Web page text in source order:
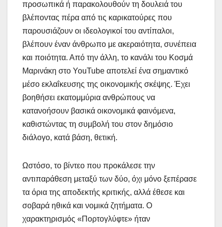
προσωπικά ή παρακολουθούν τη δουλειά του
βλέποντας πέρα από τις καρικατούρες που
παρουσιάζουν οι ιδεολογικοί του αντίπαλοι,
βλέπουν έναν άνθρωπο με ακεραιότητα, συνέπεια
και ποιότητα. Από την άλλη, το κανάλι του Κοσμά
Μαρινάκη στο YouTube αποτελεί ένα σημαντικό
μέσο εκλαΐκευσης της οικονομικής σκέψης. Έχει
βοηθήσει εκατομμύρια ανθρώπους να
κατανοήσουν βασικά οικονομικά φαινόμενα,
καθιστώντας τη συμβολή του στον δημόσιο
διάλογο, κατά βάση, θετική.
Ωστόσο, το βίντεο που προκάλεσε την
αντιπαράθεση μεταξύ των δύο, όχι μόνο ξεπέρασε
τα όρια της αποδεκτής κριτικής, αλλά έθεσε και
σοβαρά ηθικά και νομικά ζητήματα. Ο
χαρακτηρισμός «Πορτογλύφτε» ήταν